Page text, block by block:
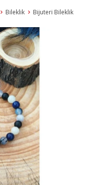
Bileklik Bijuteri Bileklik